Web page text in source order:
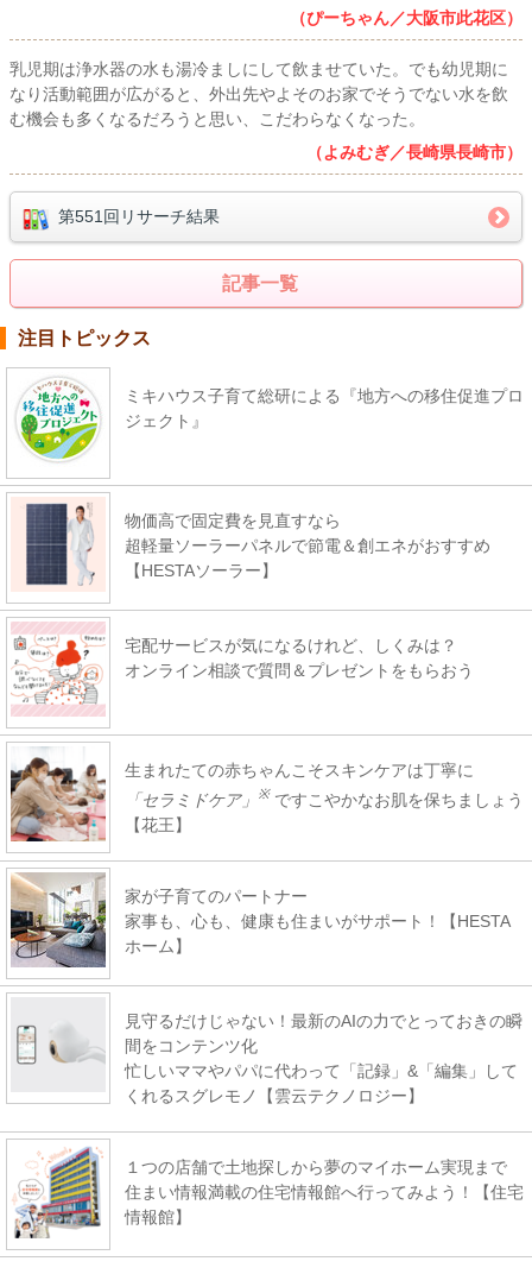
（ぴーちゃん／大阪市此花区）
乳児期は浄水器の水も湯冷ましにして飲ませていた。でも幼児期に
なり活動範囲が広がると、外出先やよそのお家でそうでない水を飲
む機会も多くなるだろうと思い、こだわらなくなった。
（よみむぎ／長崎県長崎市）
第551回リサーチ結果
記事一覧
注目トピックス
ミキハウス子育て総研による『地方への移住促進プロ
ジェクト』
物価高で固定費を見直すなら
超軽量ソーラーパネルで節電＆創エネがおすすめ
【HESTAソーラー】
宅配サービスが気になるけれど、しくみは？
オンライン相談で質問＆プレゼントをもらおう
生まれたての赤ちゃんこそスキンケアは丁寧に
「セラミドケア」
※ ですこやかなお肌を保ちましょう
【花王】
家が子育てのパートナー
家事も、心も、健康も住まいがサポート！【HESTA
ホーム】
見守るだけじゃない！最新のAIの力でとっておきの瞬
間をコンテンツ化
忙しいママやパパに代わって「記録」&「編集」して
くれるスグレモノ【雲云テクノロジー】
１つの店舗で土地探しから夢のマイホーム実現まで
住まい情報満載の住宅情報館へ行ってみよう！【住宅
情報館】